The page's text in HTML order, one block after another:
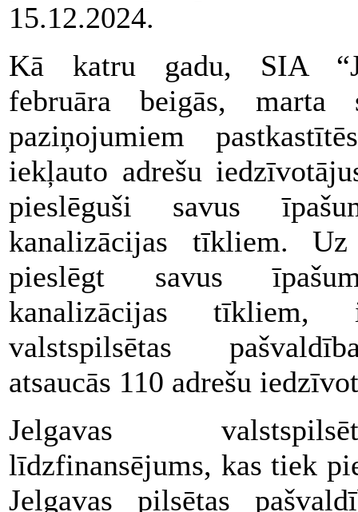
15.12.2024.
Kā katru gadu, SIA
februāra beigās, marta
paziņojumiem
iekļauto adrešu
pieslēguši savus
kanalizācijas tīkliem.
pieslēgt savus
kanalizācijas tīkliem,
valstspilsētas
atsaucās 110 adrešu
Jelgavas
līdzfinansējums, kas tiek
Jelgavas pilsētas